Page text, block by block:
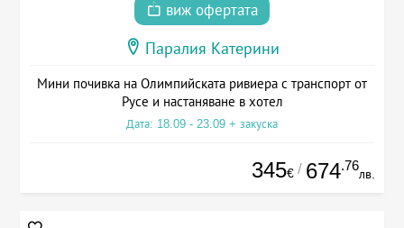
виж офертата
Паралия Катерини
Мини почивка на Олимпийската ривиера с транспорт от
Русе и настаняване в хотел
Дата: 18.09 - 23.09 + закуска
345€ / 674.76
лв.